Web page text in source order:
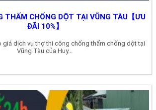
THẤM CHỐNG DỘT TẠI VŨNG TÀU【ƯU
ĐÃI 10%】
giá dịch vụ thợ thi công chống thấm chống dột tại
Vũng Tàu của Huy...